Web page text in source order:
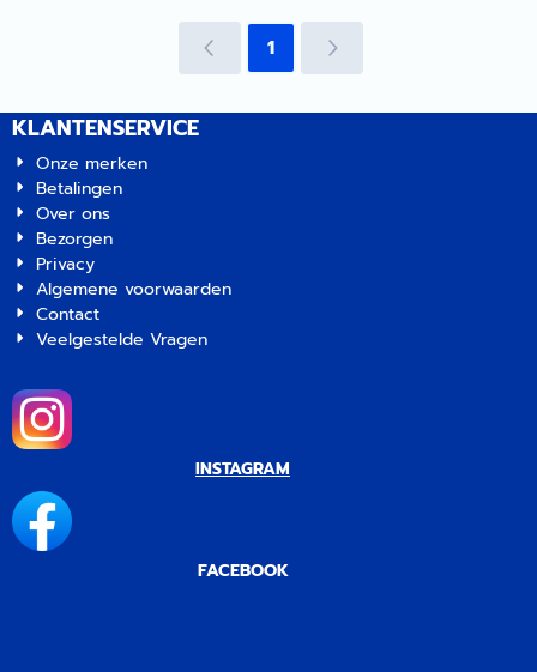
1
KLANTENSERVICE
Onze merken
Betalingen
Over ons
Bezorgen
Privacy
Algemene voorwaarden
Contact
Veelgestelde Vragen
INSTAGRAM
FACEBOOK